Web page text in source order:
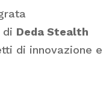
di Deda Stealth
di innovazione e